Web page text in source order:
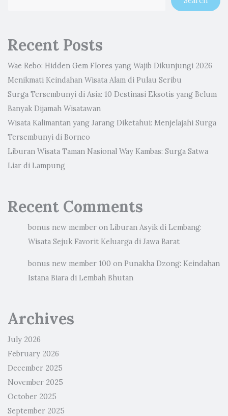
Recent Posts
Wae Rebo: Hidden Gem Flores yang Wajib Dikunjungi 2026
Menikmati Keindahan Wisata Alam di Pulau Seribu
Surga Tersembunyi di Asia: 10 Destinasi Eksotis yang Belum
Banyak Dijamah Wisatawan
Wisata Kalimantan yang Jarang Diketahui: Menjelajahi Surga
Tersembunyi di Borneo
Liburan Wisata Taman Nasional Way Kambas: Surga Satwa
Liar di Lampung
Recent Comments
bonus new member on Liburan Asyik di Lembang:
Wisata Sejuk Favorit Keluarga di Jawa Barat
bonus new member 100 on Punakha Dzong: Keindahan
Istana Biara di Lembah Bhutan
Archives
July 2026
February 2026
December 2025
November 2025
October 2025
September 2025